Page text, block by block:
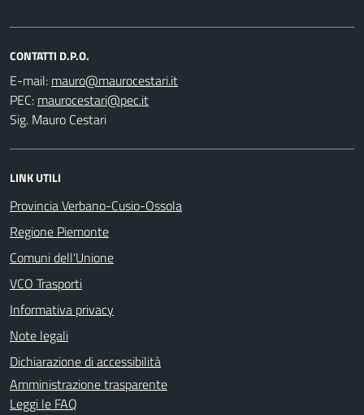
CONTATTI D.P.O.
E-mail:
PEC:
Sig. Mauro Cestari
LINK UTILI
Provincia Verbano-Cusio-Ossola
Regione Piemonte
Comuni dell'Unione
VCO Trasporti
Informativa privacy
Note legali
Dichiarazione di accessibilità
Amministrazione trasparente
Leggi le FAQ